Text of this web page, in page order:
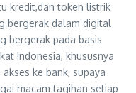
kredit,dan token listrik
bergerak dalam digital
bergerak pada basis
Indonesia, khususnya
ke bank, supaya
macam tagihan setiap